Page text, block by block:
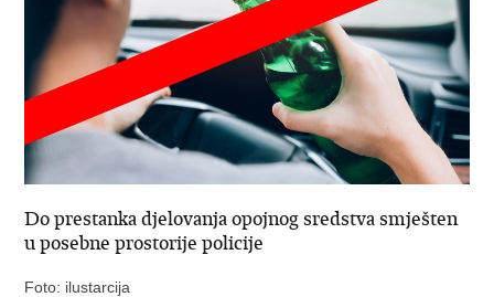
Do prestanka djelovanja opojnog sredstva smješten
u posebne prostorije policije
Foto: ilustarcija